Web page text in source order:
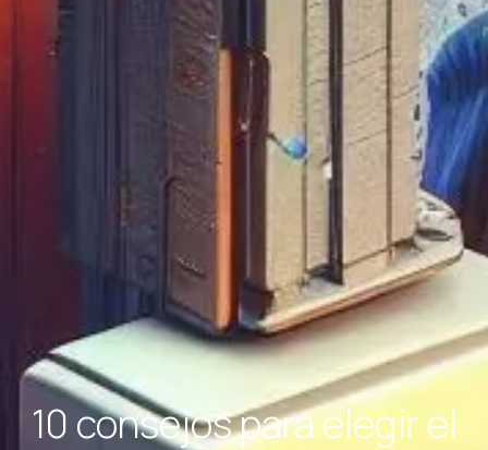
10 consejos para elegir el